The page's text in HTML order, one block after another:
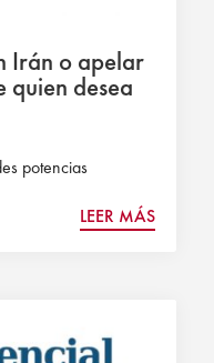
Irán o apelar
quien desea
potencias
LEER MÁS